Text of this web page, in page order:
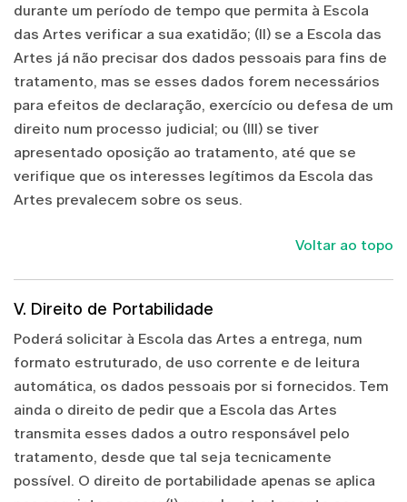
durante um período de tempo que permita à Escola
das Artes verificar a sua exatidão; (II) se a Escola das
Artes já não precisar dos dados pessoais para fins de
tratamento, mas se esses dados forem necessários
para efeitos de declaração, exercício ou defesa de um
direito num processo judicial; ou (III) se tiver
apresentado oposição ao tratamento, até que se
verifique que os interesses legítimos da Escola das
Artes prevalecem sobre os seus.
Voltar ao topo
V. Direito de Portabilidade
Poderá solicitar à Escola das Artes a entrega, num
formato estruturado, de uso corrente e de leitura
automática, os dados pessoais por si fornecidos. Tem
ainda o direito de pedir que a Escola das Artes
transmita esses dados a outro responsável pelo
tratamento, desde que tal seja tecnicamente
possível. O direito de portabilidade apenas se aplica